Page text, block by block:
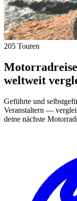
205 Touren
weltweit
Geführte und
Veranstaltern —
deine nächste